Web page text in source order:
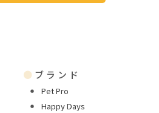
● ブランド
Pet Pro
Happy Days